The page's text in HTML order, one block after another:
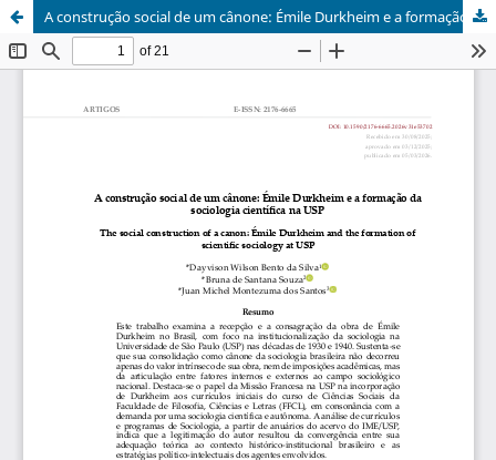
A construção social de um cânone: Émile Durkheim e a formação da sociologia científica na USP